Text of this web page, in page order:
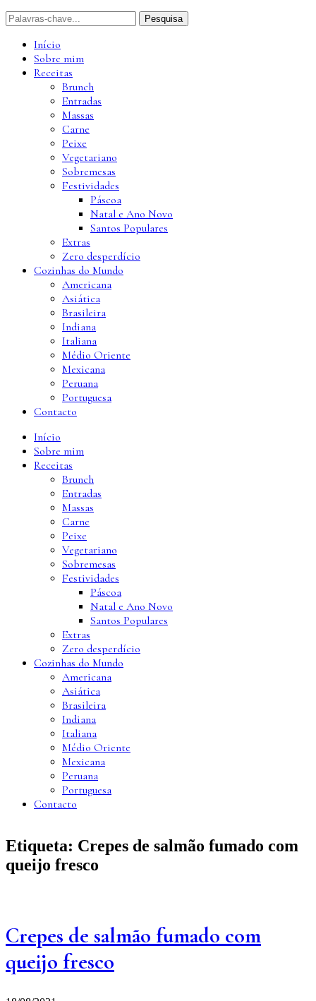
Início
Sobre mim
Receitas
Brunch
Entradas
Massas
Carne
Peixe
Vegetariano
Sobremesas
Festividades
Páscoa
Natal e Ano Novo
Santos Populares
Extras
Zero desperdício
Cozinhas do Mundo
Americana
Asiática
Brasileira
Indiana
Italiana
Médio Oriente
Mexicana
Peruana
Portuguesa
Contacto
Início
Sobre mim
Receitas
Brunch
Entradas
Massas
Carne
Peixe
Vegetariano
Sobremesas
Festividades
Páscoa
Natal e Ano Novo
Santos Populares
Extras
Zero desperdício
Cozinhas do Mundo
Americana
Asiática
Brasileira
Indiana
Italiana
Médio Oriente
Mexicana
Peruana
Portuguesa
Contacto
Etiqueta: Crepes de salmão fumado com
queijo fresco
Crepes de salmão fumado com
queijo fresco